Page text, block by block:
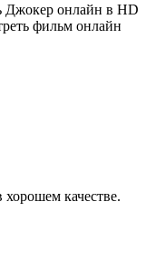
Джокер онлайн в HD
фильм онлайн
качестве.